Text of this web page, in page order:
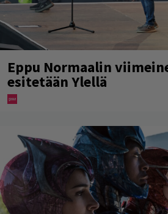
Eppu Normaalin
esitetään Ylellä